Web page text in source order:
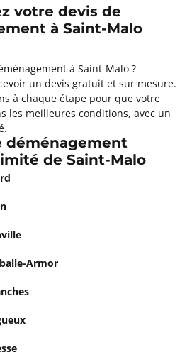
votre devis de
à Saint-Malo
à Saint-Malo ?
un devis gratuit et sur mesure.
à chaque étape pour que votre
les meilleures conditions, avec un
déménagement
de Saint-Malo
Armor